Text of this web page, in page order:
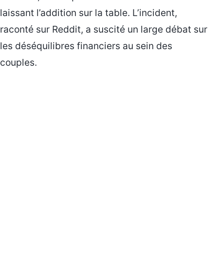
laissant l’addition sur la table. L’incident,
raconté sur Reddit, a suscité un large débat sur
les déséquilibres financiers au sein des
couples.